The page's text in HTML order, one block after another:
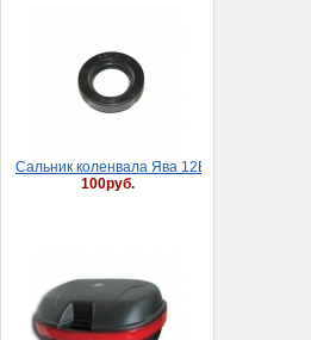
Сaльник коленвaлa Явa 12В (30*52*8)
100руб.